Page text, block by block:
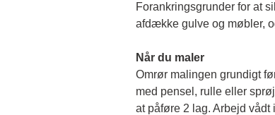
Forankringsgrunder for at
afdække gulve og møbler,
Når du maler
Omrør malingen grundigt
med pensel, rulle eller
at påføre 2 lag. Arbejd vådt